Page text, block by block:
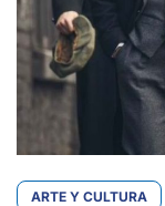
ARTE Y CULTURA